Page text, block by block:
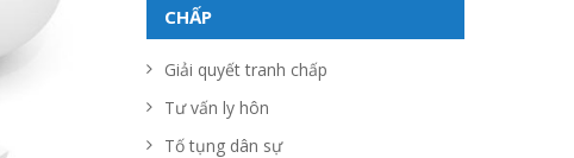
CHẤP
Giải quyết tranh chấp
Tư vấn ly hôn
Tố tụng dân sự